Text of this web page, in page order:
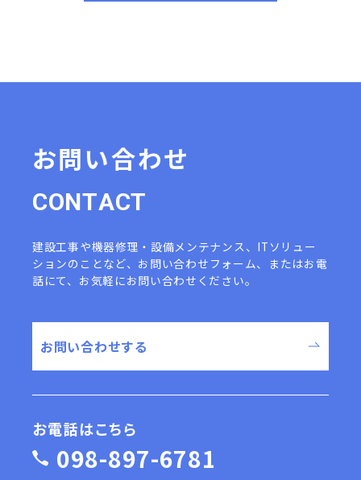
お問い合わせ
CONTACT
建設工事や機器修理・設備メンテナンス、ITソリュー
ションのことなど、 お問い合わせフォーム、またはお電
話にて、お気軽にお問い合わせください。
お問い合わせする
お電話はこちら
098-897-6781